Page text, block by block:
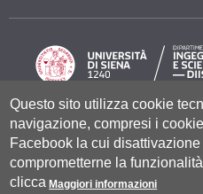
Università degli Studi di Siena-
Siena ITALIA
P.IVA 00273530527 | C.F.
Pec: Posta Elettronica Certificata|
Contatti:urp@unisi.it
- URP -
Questo sito utilizza cookie
navigazione, compresi i
Facebook la cui
comprometterne la
clicca Maggiori informazioni